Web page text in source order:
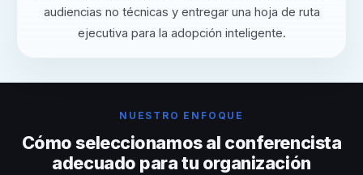
audiencias no técnicas y entregar una hoja de ruta
ejecutiva para la adopción inteligente.
NUESTRO ENFOQUE
Cómo seleccionamos al conferencista
adecuado para tu organización